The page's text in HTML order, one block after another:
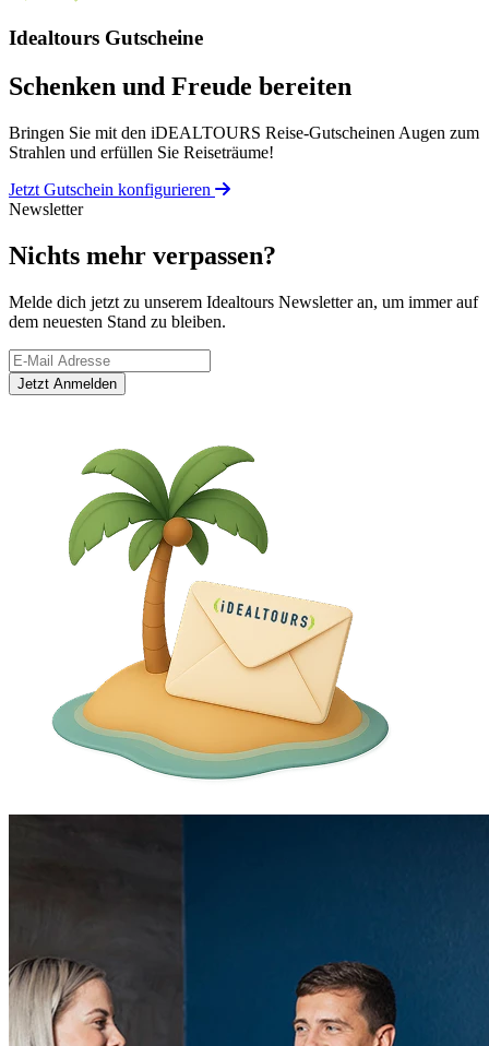
Idealtours Gutscheine
Schenken und Freude bereiten
Bringen Sie mit den iDEALTOURS Reise-Gutscheinen Augen zum
Strahlen und erfüllen Sie Reiseträume!
Jetzt Gutschein konfigurieren
Newsletter
Nichts mehr verpassen?
Melde dich jetzt zu unserem Idealtours Newsletter an, um immer auf
dem neuesten Stand zu bleiben.
Jetzt Anmelden